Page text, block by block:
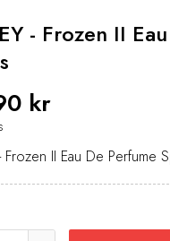
- Frozen II
kr
Frozen II Eau De Perfume